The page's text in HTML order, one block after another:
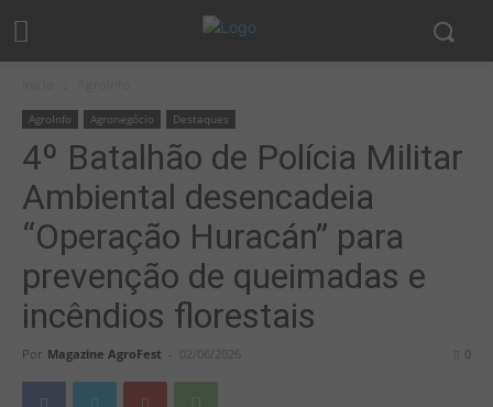
AgroInfo Agronegócio Destaques
4º Batalhão de Polícia Militar
Ambiental desencadeia
“Operação Huracán” para
prevenção de queimadas e
incêndios florestais
Por Magazine AgroFest - 02/06/2026 0